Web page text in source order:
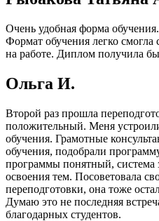
Очень удобная форма
Формат обучения легко смогла
на работе. Диплом получила
Ольга И.
Второй раз прошла
положительный. Меня
обучения. Грамотные
обучения, подобрали
программы понятный, система
освоения тем. Посоветовала
переподготовки, она тоже
Думаю это не последняя
благодарных студентов.